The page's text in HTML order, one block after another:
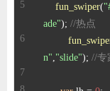
fun_swiper(
ade"); //热点
n" "slide"); //专